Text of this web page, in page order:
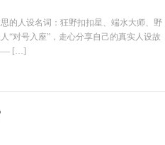
的人设名词：狂野扣扣星、端水大师、野
对号入座”，走心分享自己的真实人设故
[…]